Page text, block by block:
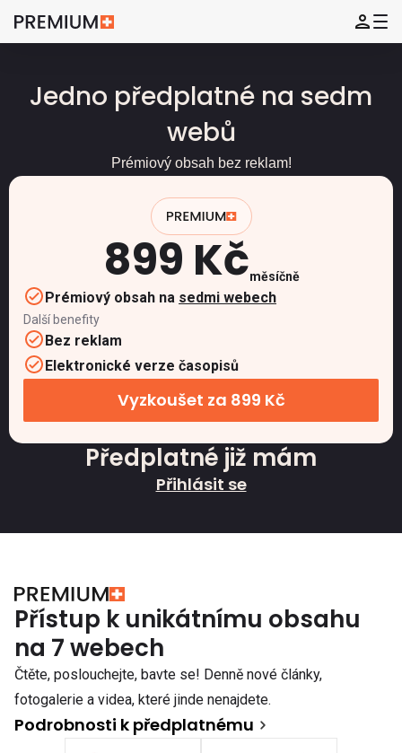
Jedno předplatné na sedm
webů
Prémiový obsah bez reklam!
899 Kčměsíčně
Prémiový obsah na sedmi webech
Další benefity
Bez reklam
Elektronické verze časopisů
Vyzkoušet za 899 Kč
Předplatné již mám
Přihlásit se
Přístup k unikátnímu obsahu
na 7 webech
Čtěte, poslouchejte, bavte se! Denně nové články,
fotogalerie a videa, které jinde nenajdete.
Podrobnosti k předplatnému